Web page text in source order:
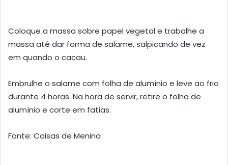
Coloque a massa sobre papel vegetal e trabalhe a
massa até dar forma de salame, salpicando de vez
em quando o cacau.
Embrulhe o salame com folha de alumínio e leve ao frio
durante 4 horas. Na hora de servir, retire o folha de
alumínio e corte em fatias.
Fonte: Coisas de Menina